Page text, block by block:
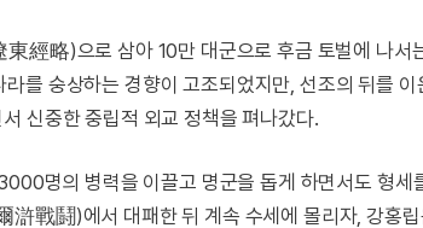
經略)으로 삼아 10만 대군으로 후금 토벌에 나서
를 숭상하는 경향이 고조되었지만, 선조의 뒤를
신중한 중립적 외교 정책을 펴나갔다.
명의 병력을 이끌고 명군을 돕게 하면서도 형세
滸戰鬪)에서 대패한 뒤 계속 수세에 몰리자, 강홍